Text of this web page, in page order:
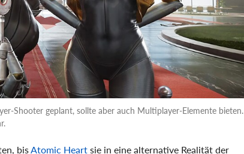
Shooter geplant, sollte aber auch Multiplayer-Elemente bieten.
bisAtomic Heartsie in eine alternative Realität der